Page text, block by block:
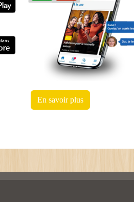
En savoir plus